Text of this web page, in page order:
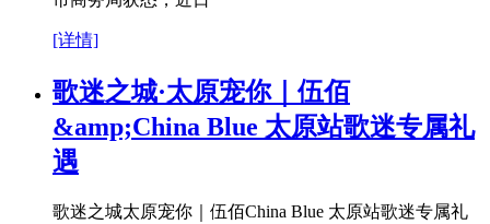
[详情]
歌迷之城·太原宠你｜伍佰
&amp;China Blue 太原站歌迷专属礼
遇
歌迷之城太原宠你｜伍佰China Blue 太原站歌迷专属礼